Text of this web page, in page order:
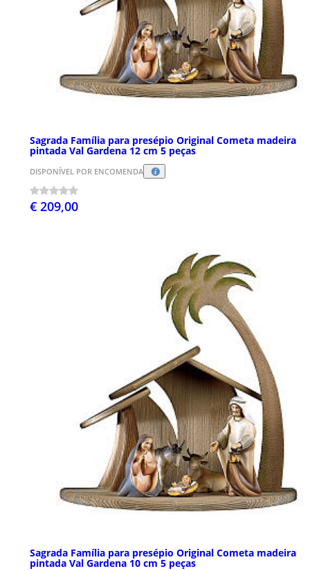
Sagrada Família para presépio Original Cometa madeira
pintada Val Gardena 12 cm 5 peças
DISPONÍVEL POR ENCOMENDA
€ 209,00
Sagrada Família para presépio Original Cometa madeira
pintada Val Gardena 10 cm 5 peças